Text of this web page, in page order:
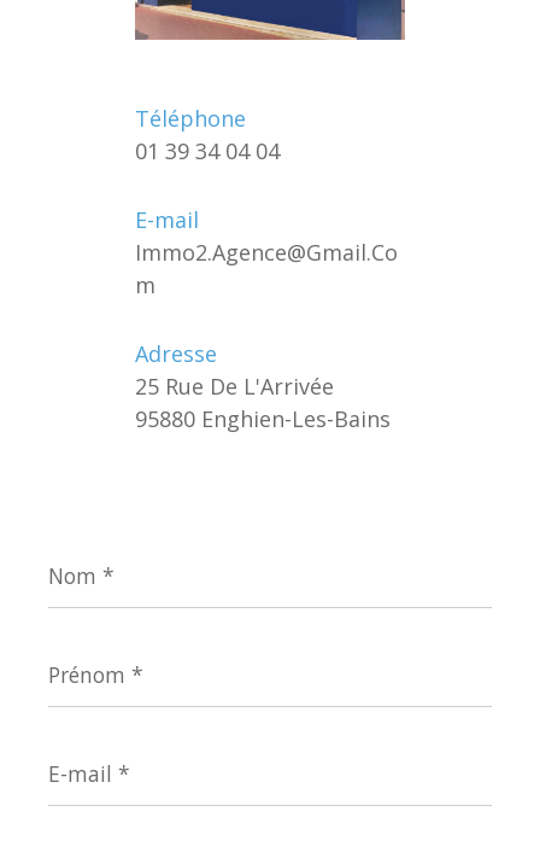
Téléphone
01 39 34 04 04
E-mail
Immo2.agence@gmail.co
M
Adresse
25 Rue De L'Arrivée
95880 Enghien-Les-Bains
*
*
mail
*